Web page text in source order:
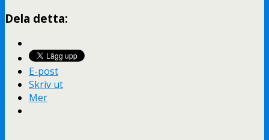
Dela detta:
E-post
Skriv ut
Mer